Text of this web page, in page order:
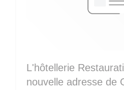
L'hôtellerie
nouvelle adresse de